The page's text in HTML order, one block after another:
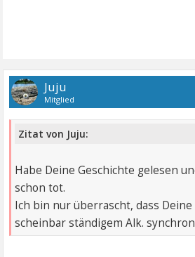
Juju
Mitglied
Zitat von Juju:
Habe Deine Geschichte gelesen
schon tot.
Ich bin nur überrascht, dass
scheinbar ständigem Alk.